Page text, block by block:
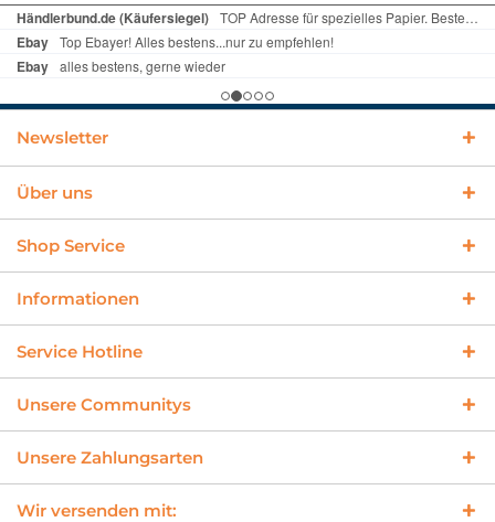
Newsletter
Über uns
Shop Service
Informationen
Service Hotline
Unsere Communitys
Unsere Zahlungsarten
Wir versenden mit: